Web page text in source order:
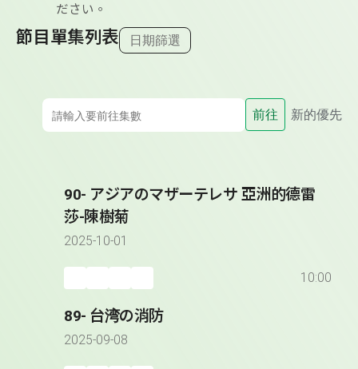
ださい。
節目單集列表 日期篩選
前往 新的優先
90- アジアのマザーテレサ 亞洲的德雷
莎-陳樹菊
2025-10-01
10:00
89- 台湾の消防
2025-09-08